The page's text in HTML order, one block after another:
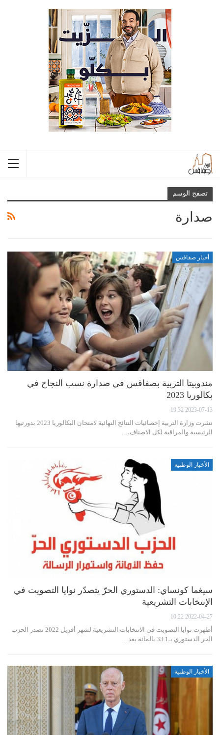
تصفح الوسم
صدارة
أخبار صفاقس
مندوبيتا التربية بصفاقس في صدارة نسب النجاح في
بكالوريا 2023
2023-07-13 19:32
نشرت وزارة التربية إحصائيات النتائج النهائية لامتحان البكالوريا 2023 بدورتيها
الرئيسية والمراقبة لكل الاصناف،…
الأخبار الوطنية
سيغما كونساي: الدستوري الحرّ يتصدّر نوايا التصويت في
الإنتخابات التشريعية
2022-04-27 10:22
أظهرت نوايا التصويت في الانتخابات التشريعية لشهر أفريل 2022 تصدر الحزب
الحر الدستوري بـ33.1 بالمائة بعد…
الأخبار الوطنية